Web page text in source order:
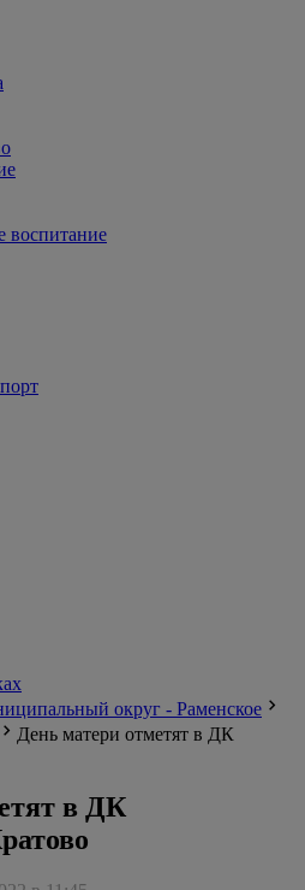
воспитание
округ - Раменское
День матери отметят в ДК
в ДК